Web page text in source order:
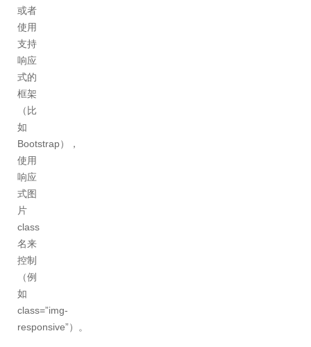
或者
使用
支持
响应
式的
框架
（比
如
Bootstrap），
使用
响应
式图
片
class
名来
控制
（例
如
class=”img-
responsive”）。